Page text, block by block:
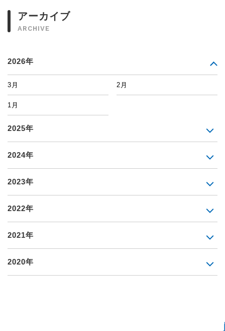
アーカイブ
ARCHIVE
2026年
3月 2月
1月
2025年
2024年
2023年
2022年
2021年
2020年